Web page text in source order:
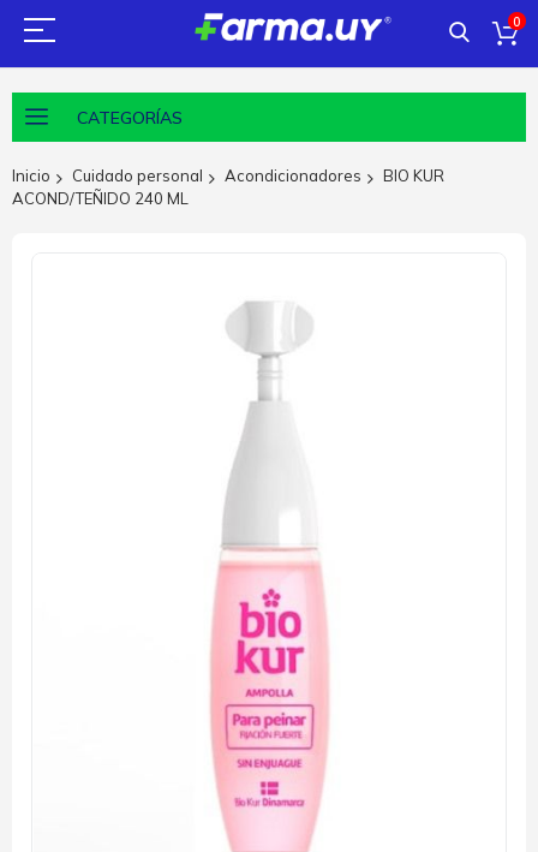
0
CATEGORÍAS
Inicio Cuidado personal Acondicionadores
BIO KUR
ACOND/TEÑIDO 240 ML